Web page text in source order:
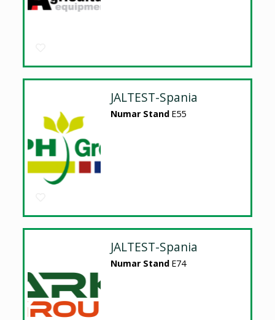
JALTEST-Spania
Numar Stand E55
JALTEST-Spania
Numar Stand E74